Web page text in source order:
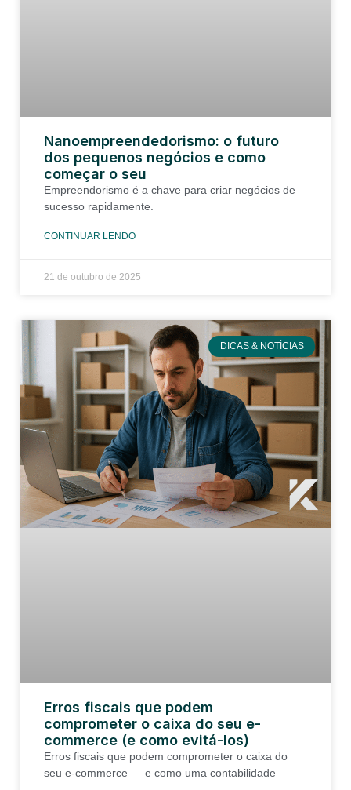
Nanoempreendedorismo: o futuro
dos pequenos negócios e como
começar o seu
Empreendorismo é a chave para criar negócios de
sucesso rapidamente.
CONTINUAR LENDO
21 de outubro de 2025
DICAS & NOTÍCIAS
Erros fiscais que podem
comprometer o caixa do seu e-
commerce (e como evitá-los)
Erros fiscais que podem comprometer o caixa do
seu e-commerce — e como uma contabilidade